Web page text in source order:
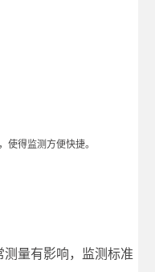
使得监测方便快捷。
量有影响，监测标准